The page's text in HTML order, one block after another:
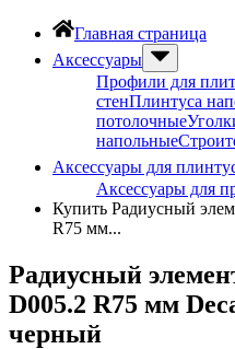
Главная страница
Аксессуары
Профили для
стенПлинтуса
потолочные
напольные
Аксессуары для
Аксессуары для
Купить Радиусный
R75 мм...
Радиусный
D005.2 R75 мм
черный